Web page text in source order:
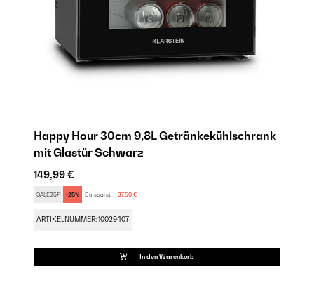
Happy Hour 30cm 9,8L Getränkekühlschrank
mit Glastür​ Schwarz
149,99 €
SALE25P -25% Du sparst: 37,50 €
ARTIKELNUMMER: 10029407
In den Warenkorb